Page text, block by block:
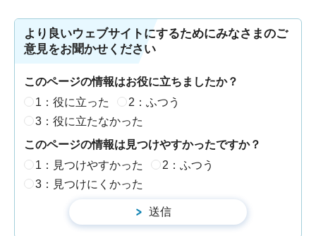
より良いウェブサイトにするためにみなさまのご
意見をお聞かせください
このページの情報はお役に立ちましたか？
1：役に立った
2：ふつう
3：役に立たなかった
このページの情報は見つけやすかったですか？
1：見つけやすかった
2：ふつう
3：見つけにくかった